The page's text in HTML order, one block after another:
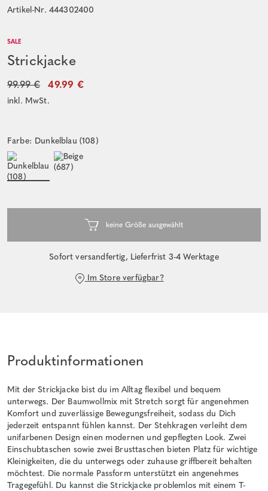
Artikel-Nr. 444302400
SALE
Strickjacke
99.99 € 49.99 €
inkl. MwSt.
Farbe: Dunkelblau (108)
Sofort versandfertig, Lieferfrist 3-4 Werktage
Im Store verfügbar?
Produktinformationen
Mit der Strickjacke bist du im Alltag flexibel und bequem
unterwegs. Der Baumwollmix mit Stretch sorgt für angenehmen
Komfort und zuverlässige Bewegungsfreiheit, sodass du Dich
jederzeit entspannt fühlen kannst. Der Stehkragen verleiht dem
unifarbenen Design einen modernen und gepflegten Look. Zwei
Einschubtaschen sowie zwei Brusttaschen bieten Platz für wichtige
Kleinigkeiten, die du unterwegs oder zuhause griffbereit behalten
möchtest. Die normale Passform unterstützt ein angenehmes
Tragegefühl. Du kannst die Strickjacke problemlos mit einem T-